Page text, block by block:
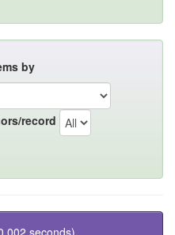
by
record
seconds).